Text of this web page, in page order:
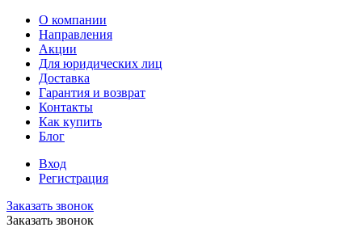
О компании
Направления
Акции
Для юридических лиц
Доставка
Гарантия и возврат
Контакты
Как купить
Блог
Вход
Регистрация
Заказать звонок
Заказать звонок